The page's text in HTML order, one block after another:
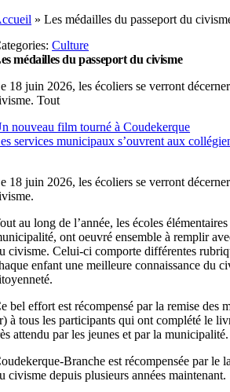
»Les médailles du passeport du
Culture
médailles du passeport du civisme
18 juin 2026, les écoliers se verront
Tout
nouveau film tourné à Coudekerque
services municipaux s’ouvrent aux
18 juin 2026, les écoliers se verront
au long de l’année, les écoles
ont oeuvré ensemble à remplir
civisme. Celui-ci comporte différentes
enfant une meilleure connaissance du
bel effort est récompensé par la remise des
à tous les participants qui ont complété le
attendu par les jeunes et par la municipalité.
Branche est récompensée par le
civisme depuis plusieurs années maintenant.